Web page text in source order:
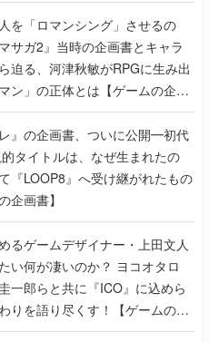
を「ロマンシング」させるの
サガ2』当時の企画書とキャラ
迫る、河津秋敏がRPGに生み出
ン」の正体とは【ゲームの企画
レ』の企画書、ついに公開━初代
タイトルは、なぜ生まれたの
『LOOP8』へ受け継がれたもの
企画書】
るゲームデザイナー・上田文人
い何が凄いのか？ ヨコオタロ
一郎らと共に『ICO』に込めら
りを語り尽くす！【ゲームの企